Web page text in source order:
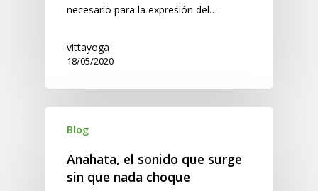
necesario para la expresión del…
vittayoga
18/05/2020
Blog
Anahata, el sonido que surge
sin que nada choque